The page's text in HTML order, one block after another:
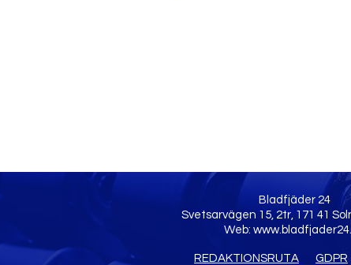
Bladfjäder 24
Svetsarvägen 15, 2tr, 171 41
Web:
REDAKTIONSRUTA GDPR